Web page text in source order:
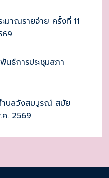
มาณรายจ่าย ครั้งที่ 11
นธ์การประชุมสภา
ำบลวังสมบูรณ์ สมัย
. 2569